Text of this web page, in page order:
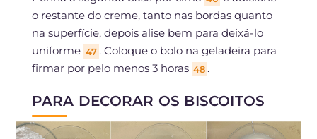
o restante do creme, tanto nas bordas quanto
na superfície, depois alise bem para deixá-lo
uniforme 47 . Coloque o bolo na geladeira para
firmar por pelo menos 3 horas 48 .
PARA DECORAR OS BISCOITOS